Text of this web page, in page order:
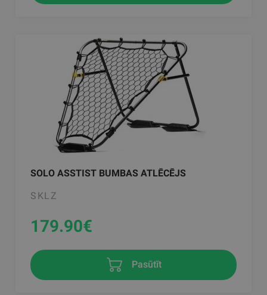
SOLO ASSTIST BUMBAS ATLĒCĒJS
SKLZ
179.90€
Pasūtīt